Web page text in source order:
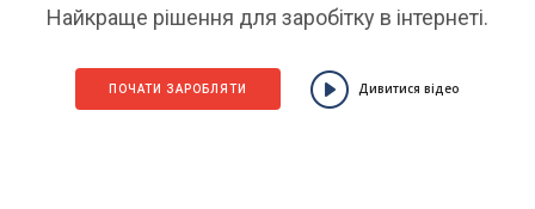
Найкраще рішення для заробітку в інтернеті.
ПОЧАТИ ЗАРОБЛЯТИ Дивитися відео